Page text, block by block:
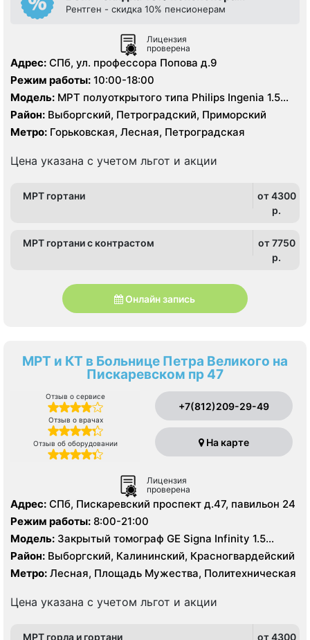
Рентген - скидка 10% пенсионерам
Лицензия
проверена
Адрес: СПб, ул. профессора Попова д.9
Режим работы: 10:00-18:00
Модель: МРТ полуоткрытого типа Philips Ingenia 1.5
Тесла, КТ Philips Ingenuity 128 срезов
Район: Выборгский, Петроградский, Приморский
Метро: Горьковская, Лесная, Петроградская
Цена указана с учетом льгот и акции
МРТ гортани
от 4300
p.
МРТ гортани с контрастом
от 7750
p.
Онлайн запись
МРТ и КТ в Больнице Петра Великого на
Пискаревском пр 47
Отзыв о сервисе
Отзыв о врачах
Отзыв об оборудовании
+7(812)209-29-49
На карте
Лицензия
проверена
Адрес: СПб, Пискаревский проспект д.47, павильон 24
Режим работы: 8:00-21:00
Модель: Закрытый томограф GE Signa Infinity 1.5
Тесла, КТ Toshiba Aguilion 64 среза, УЗИ
Район: Выборгский, Калининский, Красногвардейский
Метро: Лесная, Площадь Мужества, Политехническая
Цена указана с учетом льгот и акции
МРТ горла и гортани
от 4300